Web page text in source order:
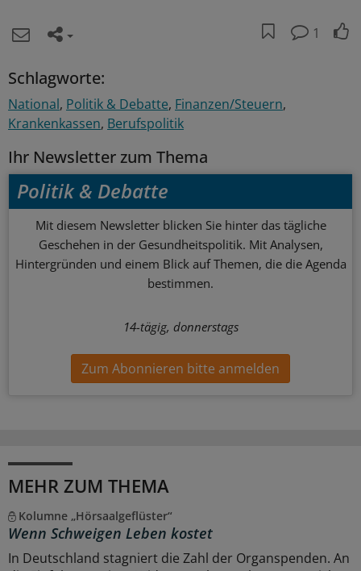
1
Schlagworte:
National Politik & Debatte Finanzen/Steuern
Krankenkassen Berufspolitik
Ihr Newsletter zum Thema
Politik & Debatte
Mit diesem Newsletter blicken Sie hinter das tägliche
Geschehen in der Gesundheitspolitik. Mit Analysen,
Hintergründen und einem Blick auf Themen, die die Agenda
bestimmen.
14-tägig, donnerstags
Zum Abonnieren bitte anmelden
MEHR ZUM THEMA
Kolumne „Hörsaalgeflüster“
Wenn Schweigen Leben kostet
In Deutschland stagniert die Zahl der Organspenden. An